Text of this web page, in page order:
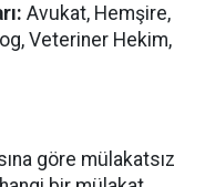
Avukat, Hemşire,
Veteriner Hekim,
göre mülakatsız